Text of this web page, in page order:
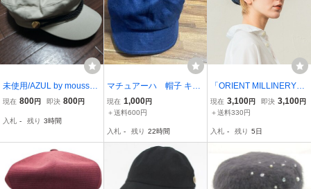
未使用/AZUL by moussy/
アズールバイマウジー/マ
ト/ベージュ ゴールドボタ
現在 800円 即決 800円
入札 - 残り 3時間
マチュアーハ 帽子 キャ
ップ キャスケット ネイビ
ー 薄手
現在 1,000円
＋送料600円
入札 - 残り 22時間
「ORIENT MILLINERY」
キャスケット FREE ネイ
ビー レディース
現在 3,100円 即決 3,100円
＋送料330円
入札 - 残り 5日